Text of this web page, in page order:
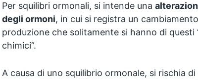
Per squilibri ormonali, si intende una
degli ormoni, in cui si registra un
produzione che solitamente si hanno di questi
chimici”.
A causa di uno squilibrio ormonale, si rischia